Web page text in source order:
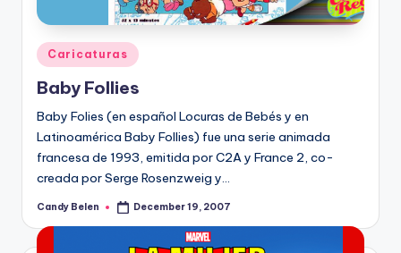
Posted
in
Caricaturas
Baby Follies
Baby Folies (en español Locuras de Bebés y en
Latinoamérica Baby Follies) fue una serie animada
francesa de 1993, emitida por C2A y France 2, co-
creada por Serge Rosenzweig y…
Posted
Candy Belen December 19, 2007